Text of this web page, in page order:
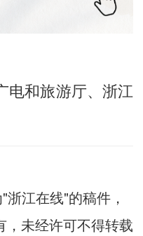
电和旅游厅、浙江
江在线"的稿件，
，未经许可不得转载